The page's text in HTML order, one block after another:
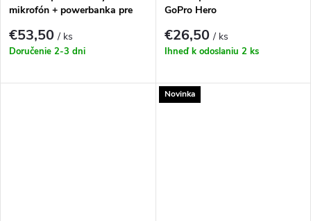
mikrofón + powerbanka pre
€53,50/ ks
Doručenie 2-3 dni
GoPro Hero
€26,50/ ks
Ihneď k odoslaniu 2 ks
Novinka